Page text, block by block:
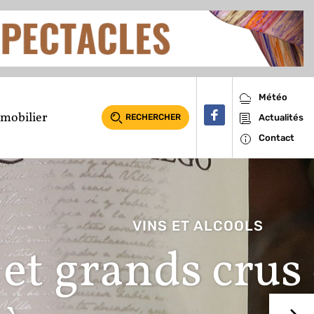
RECHERCHER
Météo
Actualités
Contact